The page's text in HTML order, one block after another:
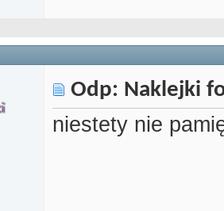
Odp: Naklejki
niestety nie